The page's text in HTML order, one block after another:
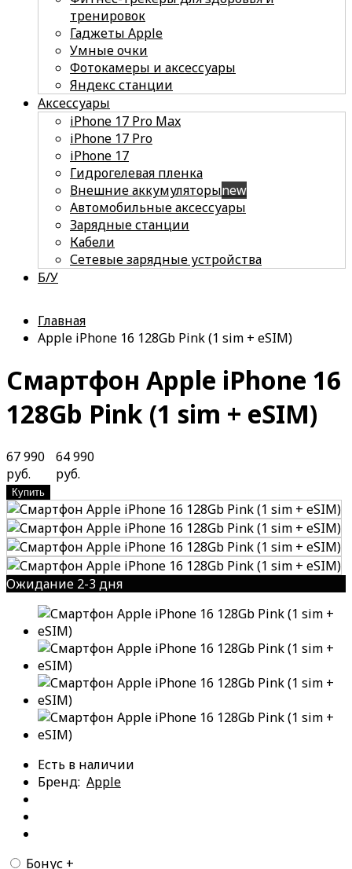
тренировок
Гаджеты Apple
Умные очки
Фотокамеры и аксессуары
Яндекс станции
Аксессуары
iPhone 17 Pro Max
iPhone 17 Pro
iPhone 17
Гидрогелевая пленка
Внешние аккумуляторыnew
Автомобильные аксессуары
Зарядные станции
Кабели
Сетевые зарядные устройства
Б/У
Главная
Apple iPhone 16 128Gb Pink (1 sim + eSIM)
Смартфон Apple iPhone 16
128Gb Pink (1 sim + eSIM)
67 990
руб.
64 990
руб.
Купить
Ожидание 2-3 дня
Есть в наличии
Бренд: Apple
Бонус +